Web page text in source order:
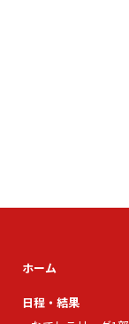
ホーム
日程・結果